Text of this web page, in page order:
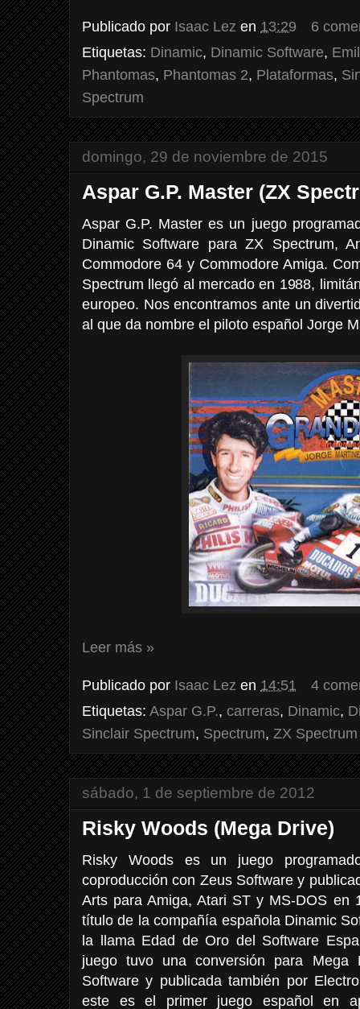
Publicado por Isaac Lez en 13:29
6
Etiquetas: Dinamic, Dinamic Software,
Phantomas, Phantomas 2, Plataformas,
Spectrum
domingo, 29 de noviembre de 2015
Aspar G.P. Master (ZX
Aspar G.P. Master es un juego
Dinamic Software para ZX Spectrum,
Commodore 64 y Commodore Amiga.
Spectrum llegó al mercado en 1988,
europeo. Nos encontramos ante un
al que da nombre el piloto español Jorge
Leer más »
Publicado por Isaac Lez en 14:51
4
Etiquetas: Aspar G.P., carreras, Dinamic,
Sinclair Spectrum, Spectrum, ZX Spectrum
sábado, 1 de septiembre de 2012
Risky Woods (Mega Drive)
Risky Woods es un juego
coproducción con Zeus Software y
Arts para Amiga, Atari ST y MS-DOS en
título de la compañía española Dinamic
la llama Edad de Oro del Software
juego tuvo una conversión para Mega
Software y publicada también por
este es el primer juego español en